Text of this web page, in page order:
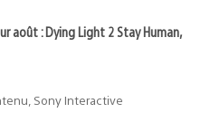
août : Dying Light 2 Stay Human,
Sony Interactive